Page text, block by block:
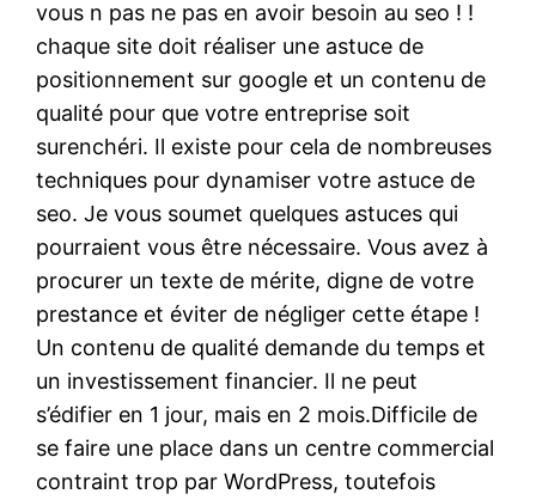
vous n pas ne pas en avoir besoin au seo ! !
chaque site doit réaliser une astuce de
positionnement sur google et un contenu de
qualité pour que votre entreprise soit
surenchéri. Il existe pour cela de nombreuses
techniques pour dynamiser votre astuce de
seo. Je vous soumet quelques astuces qui
pourraient vous être nécessaire. Vous avez à
procurer un texte de mérite, digne de votre
prestance et éviter de négliger cette étape !
Un contenu de qualité demande du temps et
un investissement financier. Il ne peut
s’édifier en 1 jour, mais en 2 mois.Difficile de
se faire une place dans un centre commercial
contraint trop par WordPress, toutefois